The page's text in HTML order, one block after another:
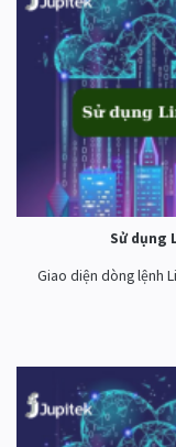
Sử dụng
Giao diện dòng lệnh